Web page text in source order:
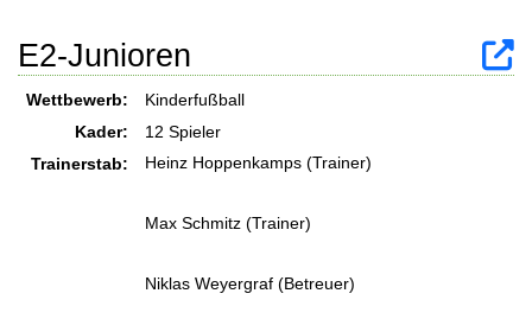
E2-Junioren
Wettbewerb:
Kinderfußball
Kader:
12 Spieler
Trainerstab:
Heinz Hoppenkamps (Trainer)
Max Schmitz (Trainer)
Niklas Weyergraf (Betreuer)